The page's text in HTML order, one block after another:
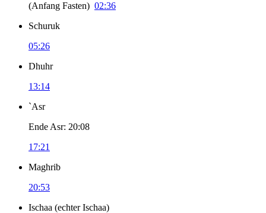
(Anfang Fasten) 02:36
Schuruk
05:26
Dhuhr
13:14
`Asr
Ende Asr: 20:08
17:21
Maghrib
20:53
Ischaa (echter Ischaa)